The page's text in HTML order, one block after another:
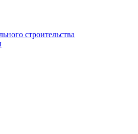
строительства